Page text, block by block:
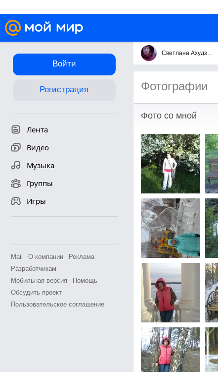
Войти
Регистрация
Лента
Видео
Музыка
Группы
Игры
Mail О компании
Реклама
Разработчикам
Мобильная версия
Помощь
Обсудить проект
Пользовательское соглашение
Светлана Ахудзянова
Фотографии
Фото со мной